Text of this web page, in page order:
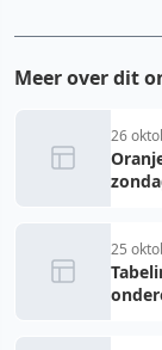
Meer over dit
26
25